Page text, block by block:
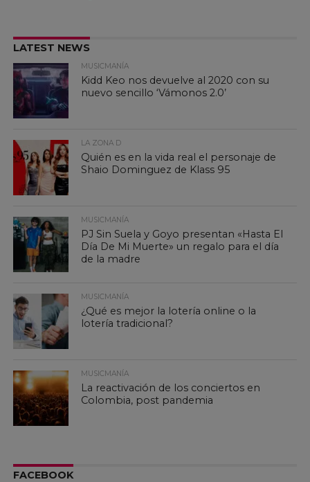
LATEST NEWS
MUSICMANÍA
Kidd Keo nos devuelve al 2020 con su
nuevo sencillo ‘Vámonos 2.0’
LA ZONA D
Quién es en la vida real el personaje de
Shaio Dominguez de Klass 95
MUSICMANÍA
PJ Sin Suela y Goyo presentan «Hasta El
Día De Mi Muerte» un regalo para el día
de la madre
MUSICMANÍA
¿Qué es mejor la lotería online o la
lotería tradicional?
MUSICMANÍA
La reactivación de los conciertos en
Colombia, post pandemia
FACEBOOK